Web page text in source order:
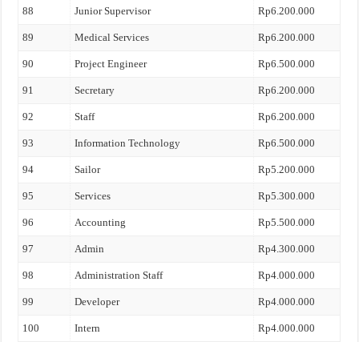
88 Junior Supervisor Rp6.200.000
89 Medical Services Rp6.200.000
90 Project Engineer Rp6.500.000
91 Secretary Rp6.200.000
92 Staff Rp6.200.000
93 Information Technology Rp6.500.000
94 Sailor Rp5.200.000
95 Services Rp5.300.000
96 Accounting Rp5.500.000
97 Admin Rp4.300.000
98 Administration Staff Rp4.000.000
99 Developer Rp4.000.000
100 Intern Rp4.000.000